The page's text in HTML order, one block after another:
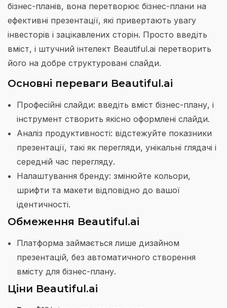
бізнес-планів, вона перетворює бізнес-плани на
ефективні презентації, які привертають увагу
інвесторів і зацікавлених сторін. Просто введіть
вміст, і штучний інтелект Beautiful.ai перетворить
його на добре структуровані слайди.
Основні переваги Beautiful.ai
Професійні слайди: введіть вміст бізнес-плану, і
інструмент створить якісно оформлені слайди.
Аналіз продуктивності: відстежуйте показники
презентації, такі як перегляди, унікальні глядачі і
середній час перегляду.
Налаштування бренду: змінюйте кольори,
шрифти та макети відповідно до вашої
ідентичності.
Обмеження Beautiful.ai
Платформа займається лише дизайном
презентацій, без автоматичного створення
вмісту для бізнес-плану.
Ціни Beautiful.ai